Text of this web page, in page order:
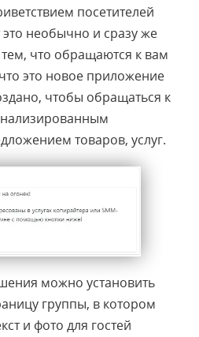
посетителей
необычно и сразу же
что обращаются к вам
это новое приложение
чтобы обращаться к
товаров, услуг.
можно установить
группы, в котором
и фото для гостей